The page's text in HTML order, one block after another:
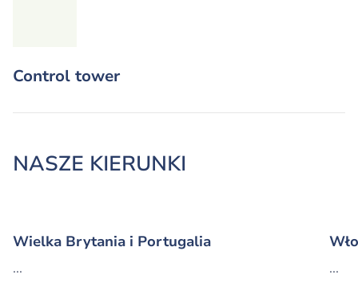
Control tower
NASZE KIERUNKI
Wielka Brytania i Portugalia
... ...